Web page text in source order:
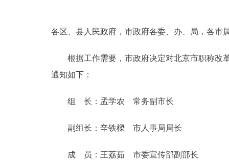
政务服务
便民服务
中介服务
各区、县人民政府，市政府各委、办、局，各市
根据工作需要，市政府决定对北京市职称改革
通知如下：
组 长：孟学农 常务副市长
副组长：辛铁樑 市人事局局长
成 员：王荔茹 市委宣传部副部长